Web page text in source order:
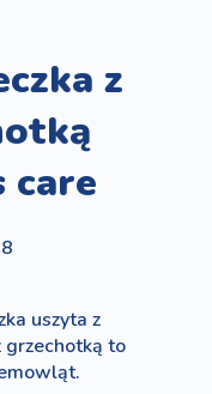
z
care
uszyta z
grzechotką to